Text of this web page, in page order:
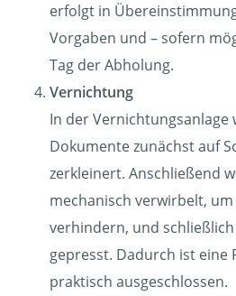
erfolgt in
Vorgaben und – sofern
Tag der Abholung.
Vernichtung
In der Vernichtungsanlage
Dokumente zunächst auf
zerkleinert. Anschließend
mechanisch verwirbelt,
verhindern, und
gepresst. Dadurch ist eine
praktisch ausgeschlossen.